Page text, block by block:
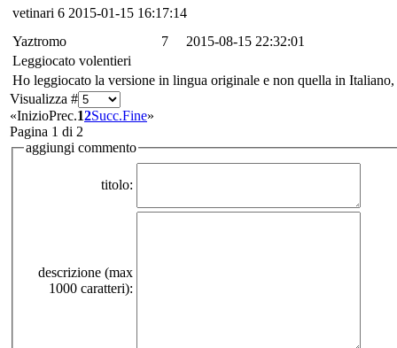
vetinari 6 2015-01-15 16:17:14
Yaztromo
7
2015-08-15 22:32:01
Leggiocato volentieri
Ho leggiocato la versione in lingua originale e non quella in
Visualizza #
«InizioPrec.12Succ.Fine»
Pagina 1 di 2
aggiungi commento
titolo:
descrizione (max
1000 caratteri):